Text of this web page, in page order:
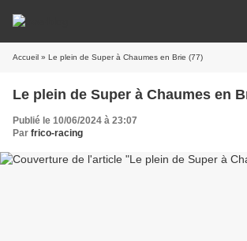
Accueil » Le plein de Super à Chaumes en Brie (77)
Le plein de Super à Chaumes en
Publié le 10/06/2024 à 23:07
Par frico-racing